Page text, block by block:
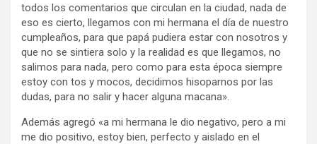
todos los comentarios que circulan en la ciudad, nada de
eso es cierto, llegamos con mi hermana el día de nuestro
cumpleaños, para que papá pudiera estar con nosotros y
que no se sintiera solo y la realidad es que llegamos, no
salimos para nada, pero como para esta época siempre
estoy con tos y mocos, decidimos hisoparnos por las
dudas, para no salir y hacer alguna macana».
Además agregó «a mi hermana le dio negativo, pero a mi
me dio positivo, estoy bien, perfecto y aislado en el